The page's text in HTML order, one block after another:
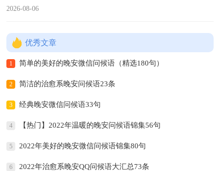
晚安！以下是小编精心整理的晚安问候语66句,欢迎阅读借鉴。1、星
2026-08-06
优秀文章
1 简单的美好的晚安微信问候语（精选180句）
2 简洁的治愈系晚安问候语23条
3 经典晚安微信问候语33句
4 【热门】2022年温暖的晚安问候语锦集56句
5 2022年美好的晚安微信问候语锦集80句
6 2022年治愈系晚安QQ问候语大汇总73条